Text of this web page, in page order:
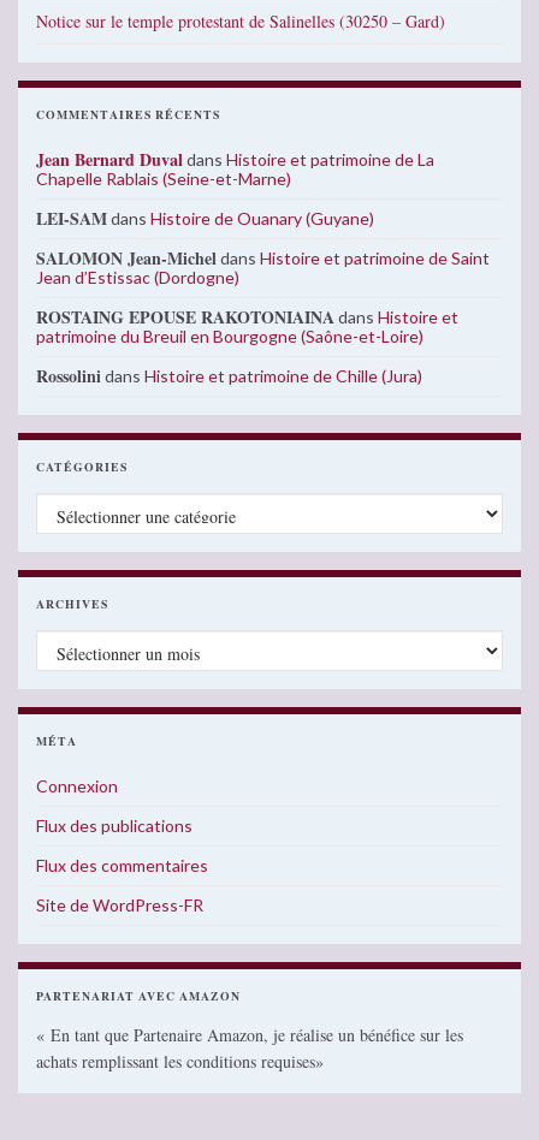
Notice sur le temple protestant de Salinelles (30250 – Gard)
COMMENTAIRES RÉCENTS
Jean Bernard Duvaldans Histoire et patrimoine de La
Chapelle Rablais (Seine-et-Marne)
LEI-SAMdans Histoire de Ouanary (Guyane)
SALOMON Jean-Micheldans Histoire et patrimoine de Saint
Jean d’Estissac (Dordogne)
ROSTAING EPOUSE RAKOTONIAINAdans Histoire et
patrimoine du Breuil en Bourgogne (Saône-et-Loire)
Rossolinidans Histoire et patrimoine de Chille (Jura)
CATÉGORIES
Catégories
ARCHIVES
Archives
MÉTA
Connexion
Flux des publications
Flux des commentaires
Site de WordPress-FR
PARTENARIAT AVEC AMAZON
« En tant que Partenaire Amazon, je réalise un bénéfice sur les
achats remplissant les conditions requises»